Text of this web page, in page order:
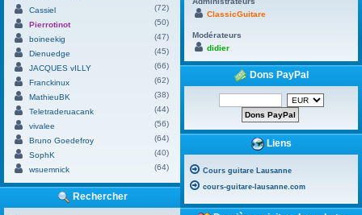
Cassiel
(72)
Pierrotinot
(50)
boineekig
(47)
Dienuedge
(45)
JACQUES vILLY
(66)
Franckinux
(62)
MathieuBK
(38)
Teletraderuacank
(44)
vivalee
(56)
Bruno Goedefroy
(64)
SophK
(40)
wsuemnick
(64)
Rechercher
ClassicGuitare
Modérateurs
didier
Dons PayPal
Liens
Cours guitare Lausanne
cours-guitare-lausanne.com